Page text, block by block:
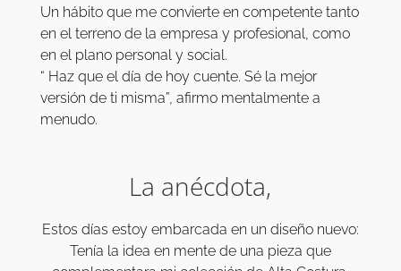
Un hábito que me convierte en competente tanto
en el terreno de la empresa y profesional, como
en el plano personal y social.
“ Haz que el día de hoy cuente. Sé la mejor
versión de ti misma”, afirmo mentalmente a
menudo.
La anécdota,
Estos días estoy embarcada en un diseño nuevo:
Tenía la idea en mente de una pieza que